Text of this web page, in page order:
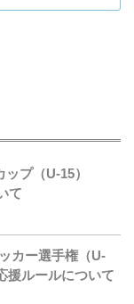
プ（U-15）
て
カー選手権（U-
ルールについて